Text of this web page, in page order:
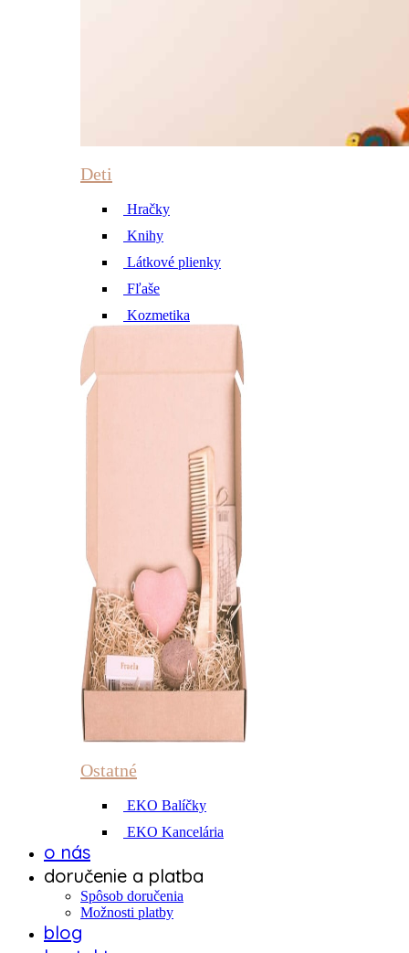
Deti
Hračky
Knihy
Látkové plienky
Fľaše
Kozmetika
Ostatné
EKO Balíčky
EKO Kancelária
o nás
doručenie a platba
Spôsob doručenia
Možnosti platby
blog